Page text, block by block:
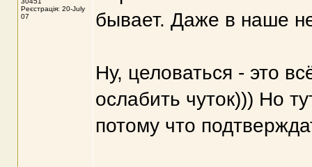
Реєстрація: 20-July
07
бывает. Даже в наше
Ну, целоваться - это
ослабить чуток))) Но
потому что